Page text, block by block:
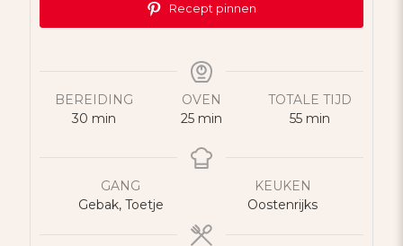
Recept pinnen
BEREIDING
30minuten
min
OVEN
25minuten
min
TOTALE TIJD
55minuten
min
GANG
Gebak, Toetje
KEUKEN
Oostenrijks